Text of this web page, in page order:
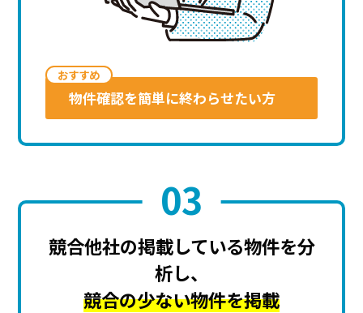
おすすめ
物件確認を簡単に終わらせたい方
03
競合他社の掲載している物件を分
析し、
競合の少ない物件を掲載